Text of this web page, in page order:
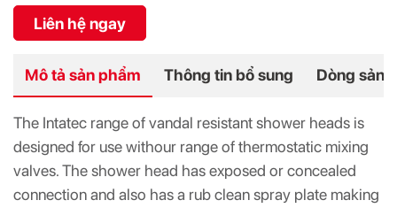
Liên hệ ngay
Mô tả sản phẩm Thông tin bổ sung Dòng sản
The Intatec range of vandal resistant shower heads is
designed for use withour range of thermostatic mixing
valves. The shower head has exposed or concealed
connection and also has a rub clean spray plate making